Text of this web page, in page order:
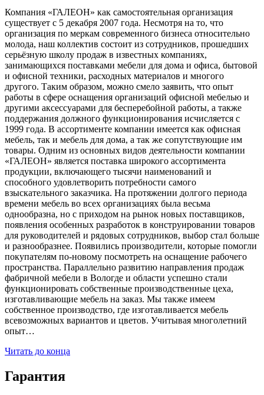
Компания «ГАЛЕОН» как самостоятельная организация
существует с 5 декабря 2007 года. Несмотря на то, что
организация по меркам современного бизнеса относительно
молода, наш коллектив состоит из сотрудников, прошедших
серьёзную школу продаж в известных компаниях,
занимающихся поставками мебели для дома и офиса, бытовой
и офисной техники, расходных материалов и многого
другого. Таким образом, можно смело заявить, что опыт
работы в сфере оснащения организаций офисной мебелью и
другими аксессуарами для бесперебойной работы, а также
поддержания должного функционирования исчисляется с
1999 года. В ассортименте компании имеется как офисная
мебель, так и мебель для дома, а так же сопутствующие им
товары. Одним из основных видов деятельности компании
«ГАЛЕОН» является поставка широкого ассортимента
продукции, включающего тысячи наименований и
способного удовлетворить потребности самого
взыскательного заказчика. На протяжении долгого периода
времени мебель во всех организациях была весьма
однообразна, но с приходом на рынок новых поставщиков,
появления особенных разработок в конструировании товаров
для руководителей и рядовых сотрудников, выбор стал больше
и разнообразнее. Появились производители, которые помогли
покупателям по-новому посмотреть на оснащение рабочего
пространства. Параллельно развитию направления продаж
фабричной мебели в Вологде и области успешно стали
функционировать собственные производственные цеха,
изготавливающие мебель на заказ. Мы также имеем
собственное производство, где изготавливается мебель
всевозможных вариантов и цветов. Учитывая многолетний
опыт…
Читать до конца
Гарантия